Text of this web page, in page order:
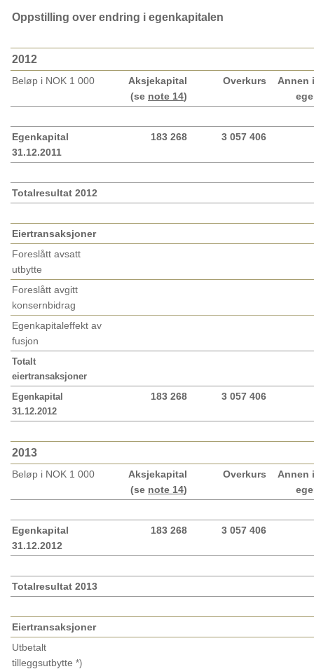
Oppstilling over endring i egenkapitalen
2012
Beløp i NOK 1 000
Aksjekapital
(se note 14)
Overkurs
Annen
Egenkapital
31.12.2011
183 268 3 057 406
Totalresultat 2012
Eiertransaksjoner
Foreslått avsatt
utbytte
Foreslått avgitt
konsernbidrag
Egenkapitaleffekt av
fusjon
Totalt
eiertransaksjoner
Egenkapital
31.12.2012
183 268 3 057 406
2013
Beløp i NOK 1 000
Aksjekapital
(se note 14)
Overkurs
Annen
Egenkapital
31.12.2012
183 268 3 057 406
Totalresultat 2013
Eiertransaksjoner
Utbetalt
tilleggsutbytte *)